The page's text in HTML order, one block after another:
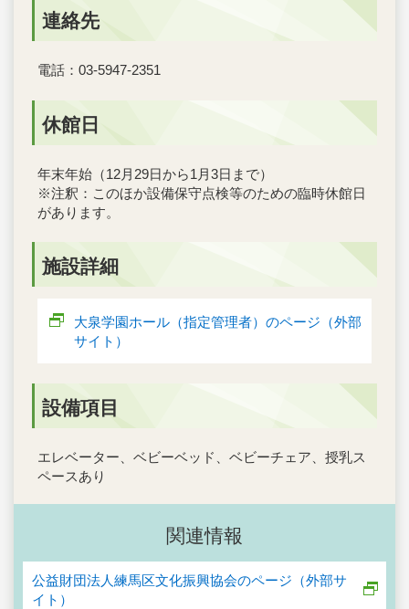
連絡先
電話：03-5947-2351
休館日
年末年始（12月29日から1月3日まで）
※注釈：このほか設備保守点検等のための臨時休館日
があります。
施設詳細
大泉学園ホール（指定管理者）のページ（外部
サイト）
設備項目
エレベーター、ベビーベッド、ベビーチェア、授乳ス
ペースあり
関連情報
公益財団法人練馬区文化振興協会のページ（外部サ
イト）